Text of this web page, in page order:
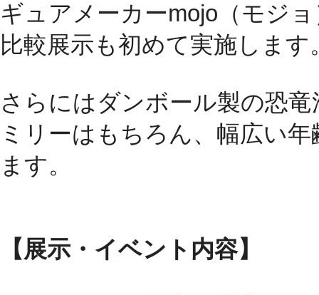
ギュアメーカーmojo（モジ
比較展示も初めて実施します
さらにはダンボール製の恐
ミリーはもちろん、幅広い
ます。
【展示・イベント内容】